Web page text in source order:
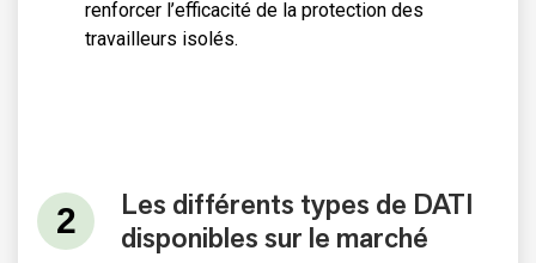
renforcer l’efficacité de la protection des
travailleurs isolés.
Les différents types de DATI
disponibles sur le marché